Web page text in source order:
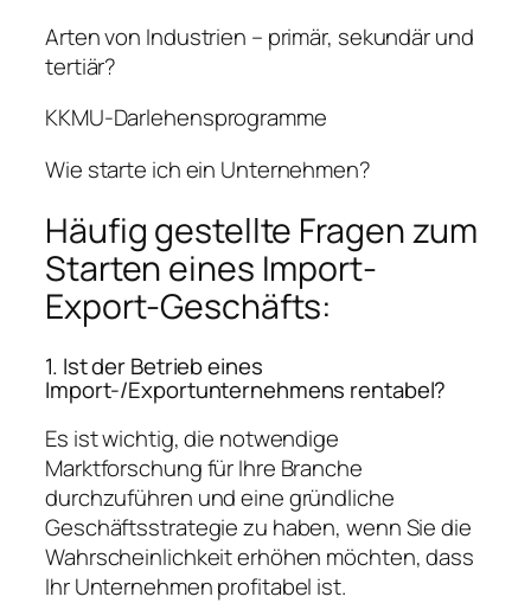
Arten von Industrien – primär, sekundär und
tertiär?
KKMU-Darlehensprogramme
Wie starte ich ein Unternehmen?
Häufig gestellte Fragen zum
Starten eines Import-
Export-Geschäfts:
1. Ist der Betrieb eines
Import-/Exportunternehmens rentabel?
Es ist wichtig, die notwendige
Marktforschung für Ihre Branche
durchzuführen und eine gründliche
Geschäftsstrategie zu haben, wenn Sie die
Wahrscheinlichkeit erhöhen möchten, dass
Ihr Unternehmen profitabel ist.